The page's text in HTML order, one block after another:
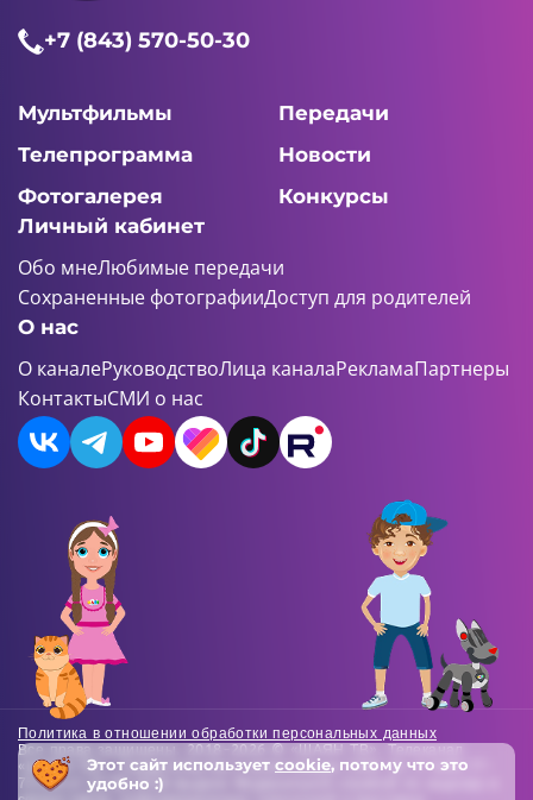
+7 (843) 570-50-30
Мультфильмы
Передачи
Телепрограмма
Новости
Фотогалерея
Конкурсы
Личный кабинет
Обо мнеЛюбимые передачи
Сохраненные фотографииДоступ для родителей
О нас
О каналеРуководствоЛица каналаРекламаПартнеры
КонтактыСМИ о нас
Политика в отношении обработки персональных данных
Все права защищены. 2018-2026 © «ШАЯН ТВ». Телеканал
«ШАЯН ТВ» , Свидетельство о регистрации СМИ Эл-Л №ФС77-
73138 от 22.06.2018 выдано Федеральной службой по надзору в
Этот сайт использует cookie, потому что это
удобно :)